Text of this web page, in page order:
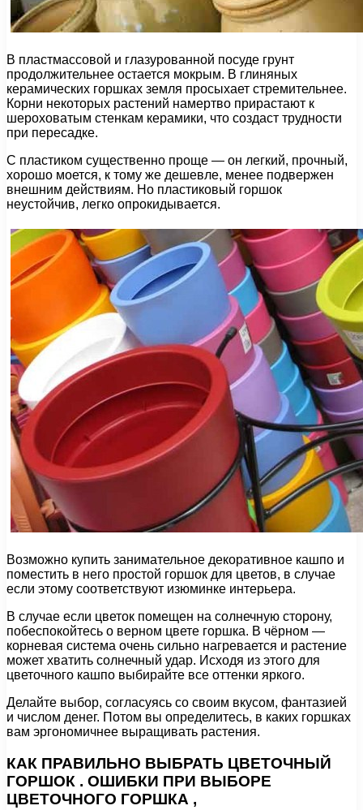
В пластмассовой и глазурованной посуде грунт
продолжительнее остается мокрым. В глиняных
керамических горшках земля просыхает стремительнее.
Корни некоторых растений намертво прирастают к
шероховатым стенкам керамики, что создаст трудности
при пересадке.
С пластиком существенно проще — он легкий, прочный,
хорошо моется, к тому же дешевле, менее подвержен
внешним действиям. Но пластиковый горшок
неустойчив, легко опрокидывается.
Возможно купить занимательное декоративное кашпо и
поместить в него простой горшок для цветов, в случае
если этому соответствуют изюминке интерьера.
В случае если цветок помещен на солнечную сторону,
побеспокойтесь о верном цвете горшка. В чёрном —
корневая система очень сильно нагревается и растение
может хватить солнечный удар. Исходя из этого для
цветочного кашпо выбирайте все оттенки яркого.
Делайте выбор, согласуясь со своим вкусом, фантазией
и числом денег. Потом вы определитесь, в каких горшках
вам эргономичнее выращивать растения.
КАК ПРАВИЛЬНО ВЫБРАТЬ ЦВЕТОЧНЫЙ
ГОРШОК . ОШИБКИ ПРИ ВЫБОРЕ
ЦВЕТОЧНОГО ГОРШКА ,